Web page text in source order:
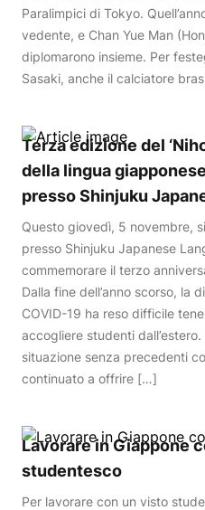
Paralimpici di Tokyo.
vedente, e Chan Yue Man
diplomarono insieme. Per
Sasaki, anche il calciatore
Terza edizione del
della lingua
presso Shinjuku
Questo giovedì, 5 novembre,
presso Shinjuku Japanese
commemorare il terzo
Dalla fine dell’anno scorso, la
COVID-19 ha reso difficile
accogliere studenti
situazione senza precedenti
continuato a offrire […]
Lavorare in Giappone
studentesco
Per lavorare con un visto